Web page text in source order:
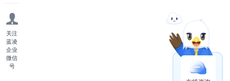
关注
蓝凌
企业
微信
号